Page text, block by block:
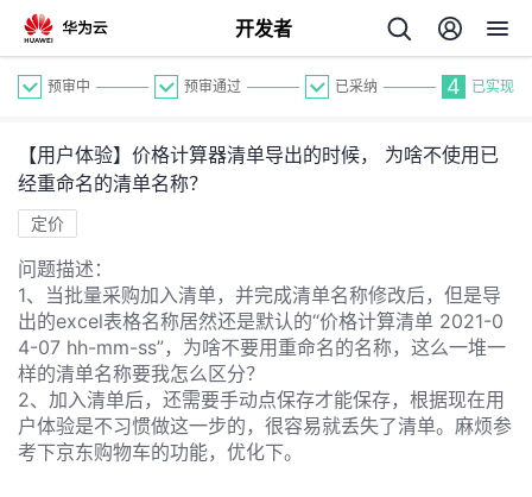
开发者
个
人
主
我
的
预审中 预审通过 已采纳 4 已实现
【用户体验】价格计算器清单导出的时候， 为啥不使用已
经重命名的清单名称？
定价
问题描述：
1、当批量采购加入清单，并完成清单名称修改后，但是导
出的excel表格名称居然还是默认的“价格计算清单 2021-0
4-07 hh-mm-ss”，为啥不要用重命名的名称，这么一堆一
样的清单名称要我怎么区分？
2、加入清单后，还需要手动点保存才能保存，根据现在用
户体验是不习惯做这一步的，很容易就丢失了清单。麻烦参
考下京东购物车的功能，优化下。